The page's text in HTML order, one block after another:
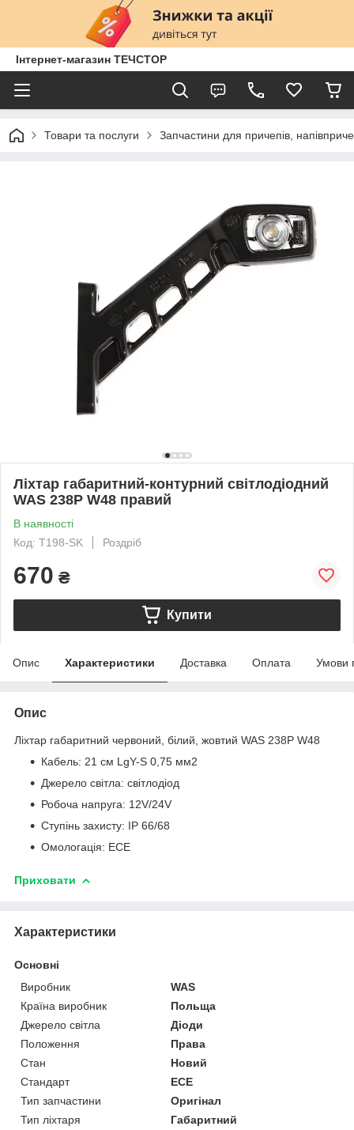
Інтернет-магазин ТЕЧСТОР
Товари та послуги Запчастини для причепів,
Ліхтар габаритний-контурний світлодіодний
WAS 238P W48 правий
В наявності
Код: T198-SK
Роздріб
670 ₴
Купити
Опис Характеристики Доставка Оплата Умови
Опис
Ліхтар габаритний червоний, білий, жовтий WAS 238P W48
Кабель: 21 см LgY-S 0,75 мм2
Джерело світла: світлодіод
Робоча напруга: 12V/24V
Ступінь захисту: IP 66/68
Омологація: ECE
Приховати
Характеристики
Основні
Виробник
WAS
Країна виробник
Польща
Джерело світла
Діоди
Положення
Права
Стан
Новий
Стандарт
ECE
Тип запчастини
Оригінал
Тип ліхтаря
Габаритний